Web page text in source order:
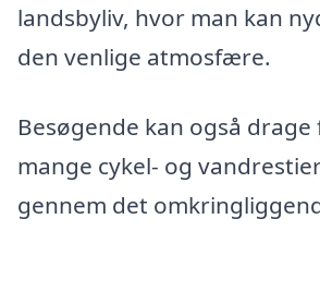
landsbyliv, hvor man kan
den venlige atmosfære.
Besøgende kan også
mange cykel- og
gennem det